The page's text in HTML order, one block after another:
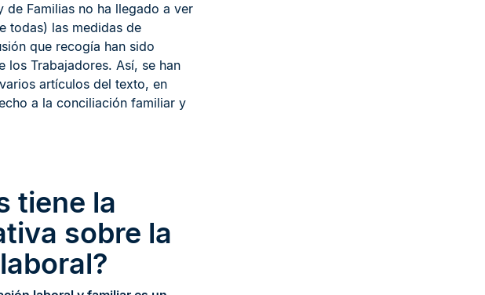
de Familias no ha llegado a ver
todas) las medidas de
que recogía han sido
los Trabajadores. Así, se han
artículos del texto, en
a la conciliación familiar y
tiene la
sobre la